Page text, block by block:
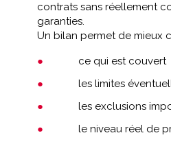
contrats sans réellement
garanties.
Un bilan permet de mieux
ce qui est couvert
les limites
les exclusions
le niveau réel de